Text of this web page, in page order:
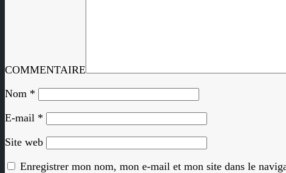
COMMENTAIRE
Nom *
E-mail *
Site web
Enregistrer mon nom, mon e-mail et mon site dans le